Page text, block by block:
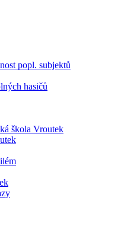
popl. subjektů
hasičů
škola Vroutek